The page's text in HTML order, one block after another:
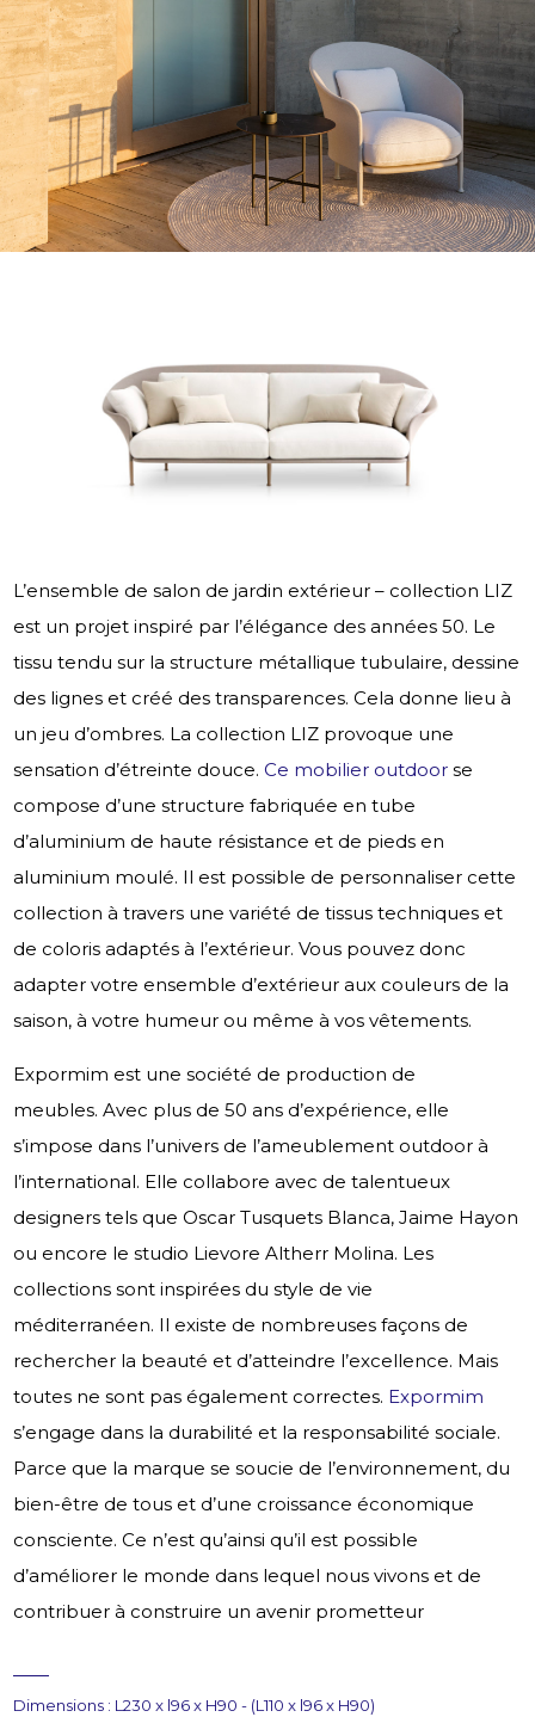
L’ensemble de salon de jardin extérieur – collection LIZ
est un projet inspiré par l’élégance des années 50. Le
tissu tendu sur la structure métallique tubulaire, dessine
des lignes et créé des transparences. Cela donne lieu à
un jeu d’ombres. La collection LIZ provoque une
sensation d’étreinte douce.Ce mobilier outdoor se
compose d’une structure fabriquée en tube
d’aluminium de haute résistance et de pieds en
aluminium moulé. Il est possible de personnaliser cette
collection à travers une variété de tissus techniques et
de coloris adaptés à l’extérieur. Vous pouvez donc
adapter votre ensemble d’extérieur aux couleurs de la
saison, à votre humeur ou même à vos vêtements.
Expormim est une société de production de
meubles. Avec plus de 50 ans d’expérience, elle
s’impose dans l’univers de l’ameublement outdoor à
l’international. Elle collabore avec de talentueux
designers tels que Oscar Tusquets Blanca, Jaime Hayon
ou encore le studio Lievore Altherr Molina. Les
collections sont inspirées du style de vie
méditerranéen. Il existe de nombreuses façons de
rechercher la beauté et d’atteindre l’excellence. Mais
toutes ne sont pas également correctes. Expormim
s’engage dans la durabilité et la responsabilité sociale.
Parce que la marque se soucie de l’environnement, du
bien-être de tous et d’une croissance économique
consciente. Ce n’est qu’ainsi qu’il est possible
d’améliorer le monde dans lequel nous vivons et de
contribuer à construire un avenir prometteur
Dimensions : L230 x l96 x H90 - (L110 x l96 x H90)